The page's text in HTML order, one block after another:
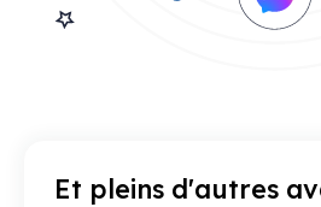
Et pleins d'autres